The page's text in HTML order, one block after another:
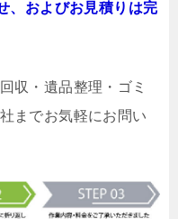
、およびお見積りは完
収・遺品整理・ゴミ
までお気軽にお問い